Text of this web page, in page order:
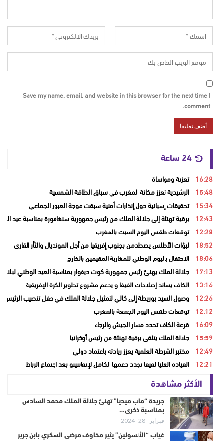
Save my name, email, and website in this browser for the next time I
comment.
16:28 تعزية ومواساة
15:48 الرشيدية تعزز مكانة المغرب في سباق الطاقة الشمسية
15:34 تحقيقات إسبانية حول إنذارات أمنية سبقت موجة العبور الجماعي
12:43 برقية تهنئة إلى جلالة الملك من رئيس جمهورية سنغافورة بمناسبة عيد
12:28 توقعات طقس اليوم السبت بالمغرب
18:52 لبؤات الأطلس يصطدمن بجنوب إفريقيا من أجل المونديال والثأر القاري
18:06 الاحتفال باليوم الوطني للمغاربة المقيمين بالخارج
17:13 جلالة الملك يهنئ رئيس جمهورية كوت ديفوار بمناسبة العيد الوطني لبلاده
13:16 الكاف يساند إصلاحات الفيفا و يدعم مشروع تطوير الكرة الإفريقية
12:26 وصول السيد بوريطة إلى كالي لتمثيل جلالة الملك في حفل تنصيب الرئيس
12:12 توقعات طقس اليوم الجمعة بالمغرب
16:09 قرعة الكاف تحدد مسار الجيش والرجاء
15:59 جلالة الملك يتلقى برقية تهنئة من رئيس أوكرانيا
12:49 مختبر الشرطة العلمية يعزز ريادته باعتماد دولي
12:21 القيادة العليا لفيفا تجدد دعمها الكامل لإنفانتينو بعد اجتماع الرباط
الأكثر مشاهدة
جريدة “ماب ميديا” تهنئ جلالة الملك محمد السادس
بمناسبة ذكرى…
فبراير - 28 - 2024
غياب “الأنسولين” يثير مخاوف مرضى السكري بابن جرير